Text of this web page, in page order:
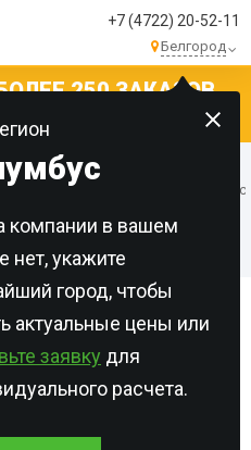
+7 (4722) 20-52-11
Белгород
компании в вашем
нет, укажите
город, чтобы
актуальные цены или
заявку для
расчета.
250 ЗАКАЗОВ
ДЕНЬ!